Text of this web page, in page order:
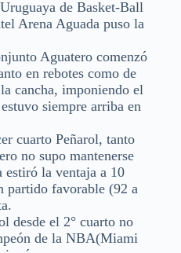
de Basket-Ball
Arena Aguada puso la
Aguatero comenzó
en rebotes como de
cancha, imponiendo el
siempre arriba en
cuarto Peñarol, tanto
no supo mantenerse
estiró la ventaja a 10
partido favorable (92 a
desde el 2° cuarto no
de la NBA(Miami